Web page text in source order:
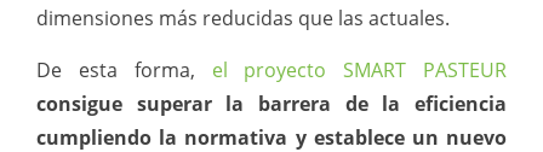
dimensiones más reducidas que las actuales.
De esta forma, el proyecto SMART PASTEUR
consigue superar la barrera de la eficiencia
cumpliendo la normativa y establece un nuevo